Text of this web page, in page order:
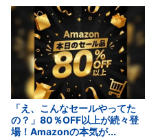
「え、こんなセールやってた
の？」80％OFF以上が続々登
場！Amazonの本気が...